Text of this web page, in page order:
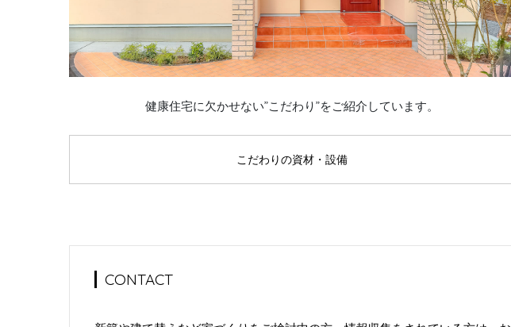
健康住宅に欠かせない”こだわり”をご紹介しています。
こだわりの資材・設備
CONTACT